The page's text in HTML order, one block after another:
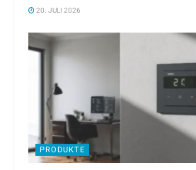
20. JULI 2026
PRODUKTE